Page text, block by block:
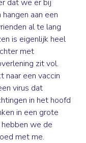
dat we er bij
aan een
al te lang
is eigenlijk heel
met
zit vol.
naar een vaccin
virus dat
in het hoofd
in een grote
we de
met me.